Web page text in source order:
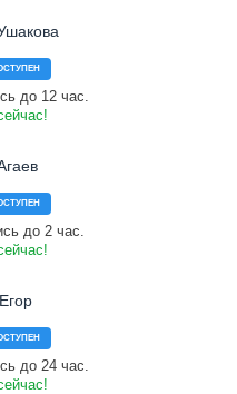
до 12 час.
до 2 час.
до 24 час.